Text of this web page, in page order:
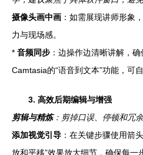
摄像头画中画 ：如需展现讲师形象
力与现场感。
* 音频同步 ：边操作边清晰讲解，
Camtasia的“语音到文本”功能，可
3. 高效后期编辑与增强
剪辑与精炼：剪掉口误、停顿和冗
添加视觉引导 ：在关键步骤使用箭
放和平移”效果放大细节，确保每一